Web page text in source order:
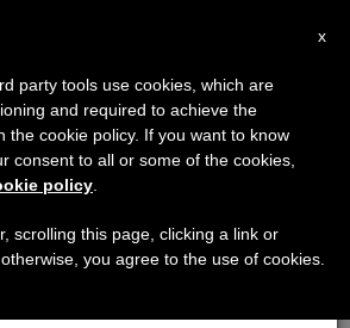
×
al 7 de agosto haremos la pausa
que en el periodo de verano
informaciones y también el
x
party tools use cookies, which are
and required to achieve the
the cookie policy. If you want to know
consent to all or some of the cookies,
policy
scrolling this page, clicking a link or
you agree to the use of cookies.